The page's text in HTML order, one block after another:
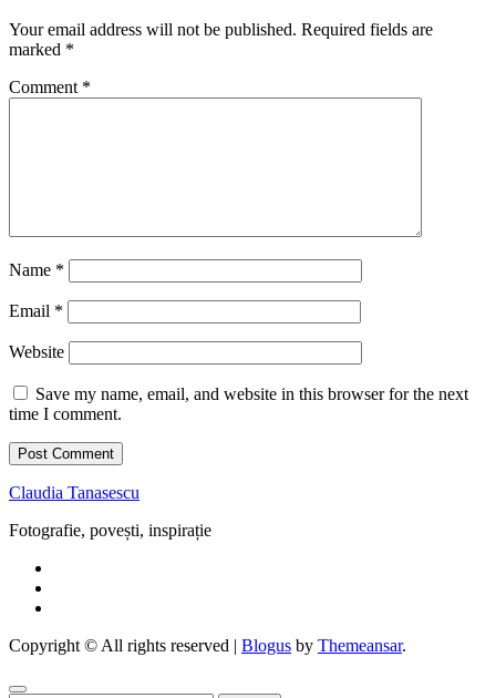
Your email address will not be published. Required fields are
marked *
Comment *
Name *
Email *
Website
Save my name, email, and website in this browser for the next
time I comment.
Claudia Tanasescu
Fotografie, povești, inspirație
Copyright © All rights reserved | Blogus by Themeansar.